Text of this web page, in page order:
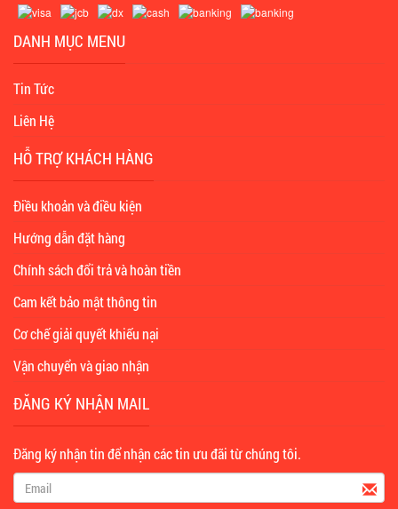
DANH MỤC MENU
Tin Tức
Liên Hệ
HỖ TRỢ KHÁCH HÀNG
Điều khoản và điều kiện
Hướng dẫn đặt hàng
Chính sách đổi trả và hoàn tiền
Cam kết bảo mật thông tin
Cơ chế giải quyết khiếu nại
Vận chuyển và giao nhận
ĐĂNG KÝ NHẬN MAIL
Đăng ký nhận tin để nhận các tin ưu đãi từ chúng tôi.